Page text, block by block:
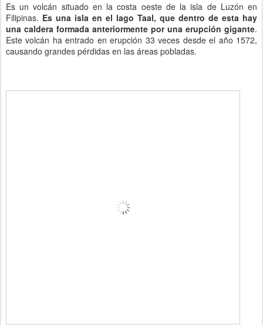
Es un volcán situado en la costa oeste de la isla de Luzón en
Filipinas. Es una isla en el lago Taal, que dentro de esta hay
una caldera formada anteriormente por una erupción gigante.
Este volcán ha entrado en erupción 33 veces desde el año 1572,
causando grandes pérdidas en las áreas pobladas.